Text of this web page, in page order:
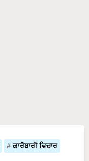
ਕਾਰੋਬਾਰੀ ਵਿਚਾਰ